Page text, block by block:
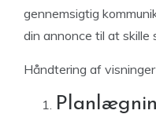
gennemsigtig
din annonce til at skille
Håndtering af